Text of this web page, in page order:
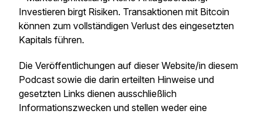
Investieren birgt Risiken. Transaktionen mit Bitcoin
können zum vollständigen Verlust des eingesetzten
Kapitals führen.
Die Veröffentlichungen auf dieser Website/in diesem
Podcast sowie die darin erteilten Hinweise und
gesetzten Links dienen ausschließlich
Informationszwecken und stellen weder eine